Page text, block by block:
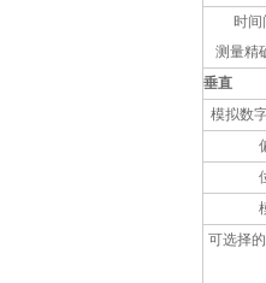
时
测量精
垂直
模拟数
可选择